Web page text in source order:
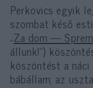
Perkovics egyik
szombat késő
„Za dom —
állunk!”)
köszöntést a
bábállam, az